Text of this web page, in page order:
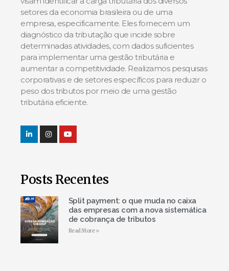
setores da economia brasileira ou de uma
empresa, especificamente. Eles fornecem um
diagnóstico da tributação que incide sobre
determinadas atividades, com dados suficientes
para implementar uma gestão tributária e
aumentar a competitividade. Realizamos pesquisas
corporativas e de setores específicos para reduzir o
peso dos tributos por meio de uma gestão
tributária eficiente.
Posts Recentes
Split payment: o que muda no caixa
das empresas com a nova sistemática
de cobrança de tributos
Read More »